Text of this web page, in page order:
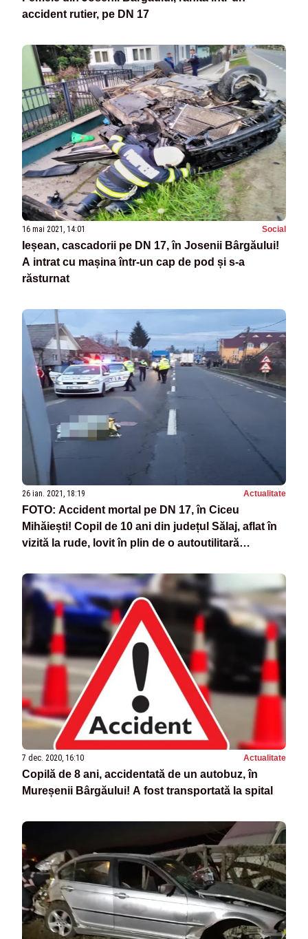
accident rutier, pe DN 17
16 mai 2021, 14:01 Social
Ieșean, cascadorii pe DN 17, în Josenii Bârgăului!
A intrat cu mașina într-un cap de pod și s-a
răsturnat
26 ian. 2021, 18:19 Actualitate
FOTO: Accident mortal pe DN 17, în Ciceu
Mihăiești! Copil de 10 ani din județul Sălaj, aflat în
vizită la rude, lovit în plin de o autoutilitară
7 dec. 2020, 16:10 Actualitate
Copilă de 8 ani, accidentată de un autobuz, în
Mureșenii Bârgăului! A fost transportată la spital